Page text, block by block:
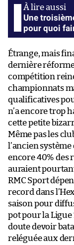
Une
pour quoi
Étrange, mais
dernière réforme
compétition
championnats
qualificatives
n’a encore trop
cette petite
Même pas les
l’ancien système
encore 40% des
auraient
RMC Sport
record dans
saison pour
pot pour la Ligue
doute devoir
reléguée aux